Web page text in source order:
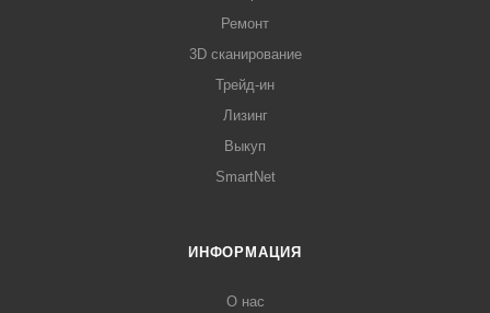
Ремонт
3D сканирование
Трейд-ин
Лизинг
Выкуп
SmartNet
ИНФОРМАЦИЯ
О нас